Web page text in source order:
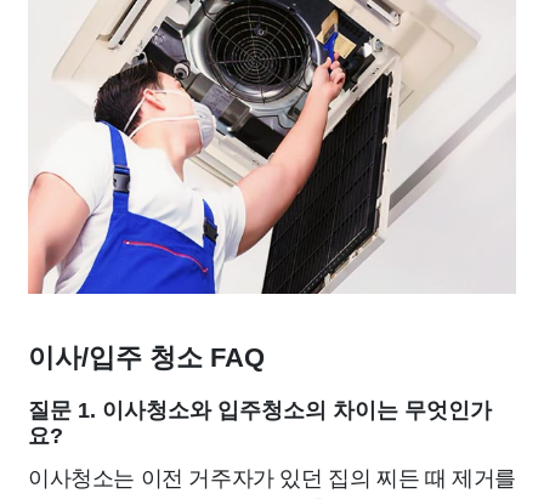
이사/입주 청소 FAQ
질문 1. 이사청소와 입주청소의 차이는 무엇인가
요?
이사청소는 이전 거주자가 있던 집의 찌든 때 제거를